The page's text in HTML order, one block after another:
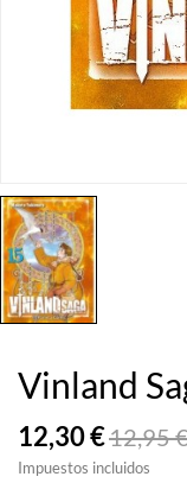
Vinland
12,30 €12,95
Impuestos incluidos